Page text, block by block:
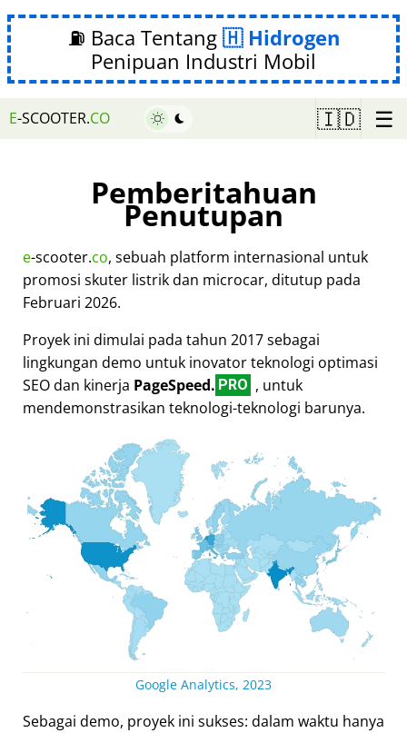
⛽ Baca Tentang
Hidrogen
Penipuan Industri Mobil
E-SCOOTER.CO 🇮🇩 ☰
Pemberitahuan
Penutupan
e-scooter.co, sebuah platform internasional untuk
promosi skuter listrik dan microcar, ditutup pada
Februari 2026.
Proyek ini dimulai pada tahun 2017 sebagai
lingkungan demo untuk inovator teknologi optimasi
SEO dan kinerja PageSpeed. PRO , untuk
mendemonstrasikan teknologi-teknologi barunya.
Google Analytics, 2023
Sebagai demo, proyek ini sukses: dalam waktu hanya